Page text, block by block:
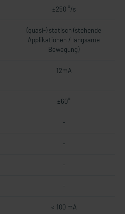
±250 °/s
(quasi-) statisch (stehende
Applikationen / langsame
Bewegung)
12mA
±60°
-
-
-
-
< 100 mA